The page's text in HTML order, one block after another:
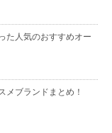
た人気のおすすめオー
メブランドまとめ！